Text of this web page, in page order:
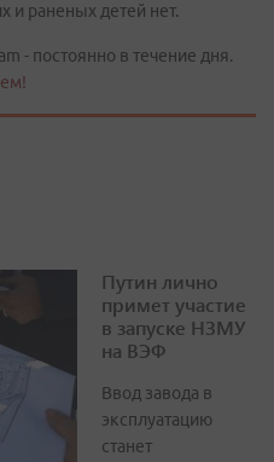
и раненых детей нет.
- постоянно в течение дня.
Путин лично
примет участие
в запуске НЗМУ
на ВЭФ
Ввод завода в
эксплуатацию
станет